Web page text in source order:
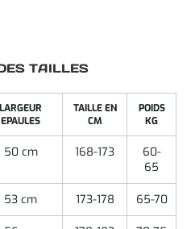
TAILLES
LARGEUR
EPAULES
TAILLE EN
CM
POIDS
KG
50 cm 168-173
60-
65
53 cm 173-178 65-70